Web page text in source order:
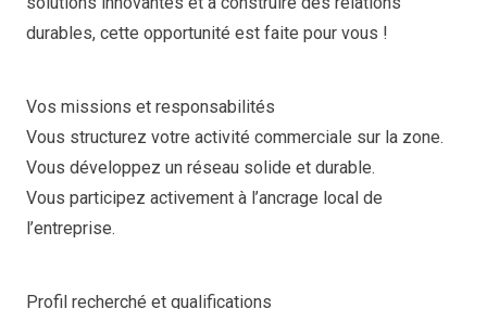
durables, cette opportunité est faite pour vous !
Vos missions et responsabilités
Vous structurez votre activité commerciale sur la zone.
Vous développez un réseau solide et durable.
Vous participez activement à l’ancrage local de
l’entreprise.
Profil recherché et qualifications